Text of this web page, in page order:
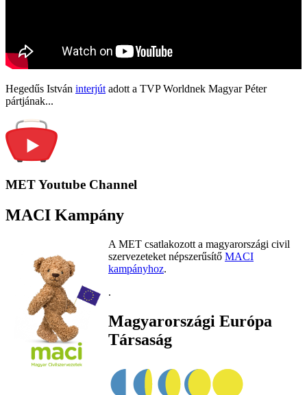
Hegedűs István interjút adott a TVP Worldnek Magyar Péter
pártjának...
MET Youtube Channel
MACI Kampány
A MET csatlakozott a magyarországi civil
szervezeteket népszerűsítő MACI
kampányhoz.
.
Magyarországi Európa
Társaság